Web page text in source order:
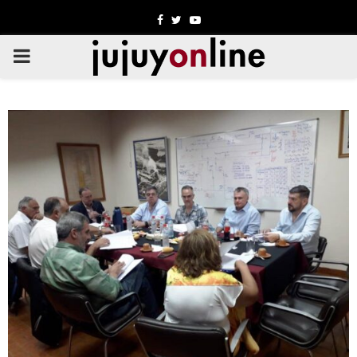
Facebook
TwitterYoutube
PRIMARY